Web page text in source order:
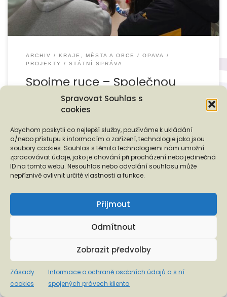
Spravovat Souhlas s
cookies
Abychom poskytli co nejlepší služby, používáme k ukládání
a/nebo přístupu k informacím o zařízení, technologie jako jsou
soubory cookies. Souhlas s těmito technologiemi nám umožní
zpracovávat údaje, jako je chování při procházení nebo jedinečná
ID na tomto webu. Nesouhlas nebo odvolání souhlasu může
nepříznivě ovlivnit určité vlastnosti a funkce.
Přijmout
Odmítnout
Zobrazit předvolby
Zásady
cookies
Informace o ochraně osobních údajů a s ní
spojených právech klienta
ARCHIV KRAJE, MĚSTA A OBCE
OPAVA
PROJEKTY
STÁTNÍ SPRÁVA
Spojme ruce – Společnou
cestou 2025: Komunitní práce
pomohla lidem …
Komunitní práce Tiskové zprávy
12. 1. 2026
Posts navigation